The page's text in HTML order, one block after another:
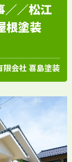
／／松江
根塗装
限会社 喜島塗装